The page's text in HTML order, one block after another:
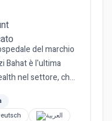
del marchio
Bahat è l'ultima
nel settore, che
العربية